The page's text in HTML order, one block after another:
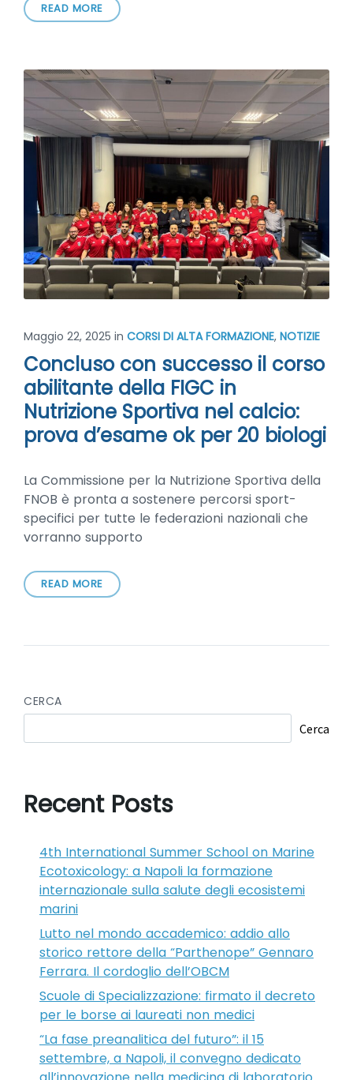
READ MORE
Maggio 22, 2025 in CORSI DI ALTA FORMAZIONE, NOTIZIE
Concluso con successo il corso
abilitante della FIGC in
Nutrizione Sportiva nel calcio:
prova d’esame ok per 20 biologi
La Commissione per la Nutrizione Sportiva della
FNOB è pronta a sostenere percorsi sport-
specifici per tutte le federazioni nazionali che
vorranno supporto
READ MORE
CERCA
Cerca
Recent Posts
4th International Summer School on Marine
Ecotoxicology: a Napoli la formazione
internazionale sulla salute degli ecosistemi
marini
Lutto nel mondo accademico: addio allo
storico rettore della “Parthenope” Gennaro
Ferrara. Il cordoglio dell’OBCM
Scuole di Specializzazione: firmato il decreto
per le borse ai laureati non medici
“La fase preanalitica del futuro”: il 15
settembre, a Napoli, il convegno dedicato